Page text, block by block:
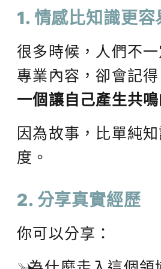
1. 情感比知識更
很多時候，人們不
專業內容，卻會記得
一個讓自己產生共鳴
因為故事，比單純
度。
2. 分享真實經歷
你可以分享：